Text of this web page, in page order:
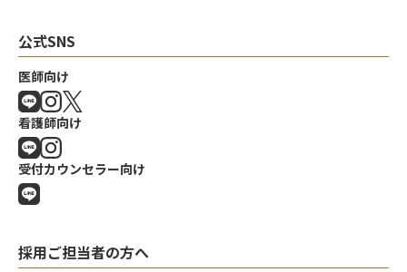
公式SNS
医師向け
看護師向け
受付カウンセラー向け
採用ご担当者の方へ